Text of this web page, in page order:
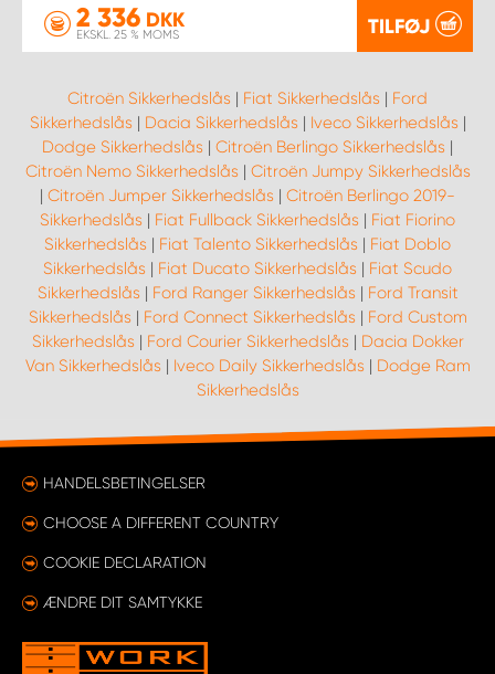
2 336 DKK
EKSKL. 25 % MOMS TILFØJ
Citroën Sikkerhedslås | Fiat Sikkerhedslås | Ford
Sikkerhedslås | Dacia Sikkerhedslås | Iveco Sikkerhedslås |
Dodge Sikkerhedslås | Citroën Berlingo Sikkerhedslås |
Citroën Nemo Sikkerhedslås | Citroën Jumpy Sikkerhedslås
| Citroën Jumper Sikkerhedslås | Citroën Berlingo 2019-
Sikkerhedslås | Fiat Fullback Sikkerhedslås | Fiat Fiorino
Sikkerhedslås | Fiat Talento Sikkerhedslås | Fiat Doblo
Sikkerhedslås | Fiat Ducato Sikkerhedslås | Fiat Scudo
Sikkerhedslås | Ford Ranger Sikkerhedslås | Ford Transit
Sikkerhedslås | Ford Connect Sikkerhedslås | Ford Custom
Sikkerhedslås | Ford Courier Sikkerhedslås | Dacia Dokker
Van Sikkerhedslås | Iveco Daily Sikkerhedslås | Dodge Ram
Sikkerhedslås
HANDELSBETINGELSER
CHOOSE A DIFFERENT COUNTRY
COOKIE DECLARATION
ÆNDRE DIT SAMTYKKE